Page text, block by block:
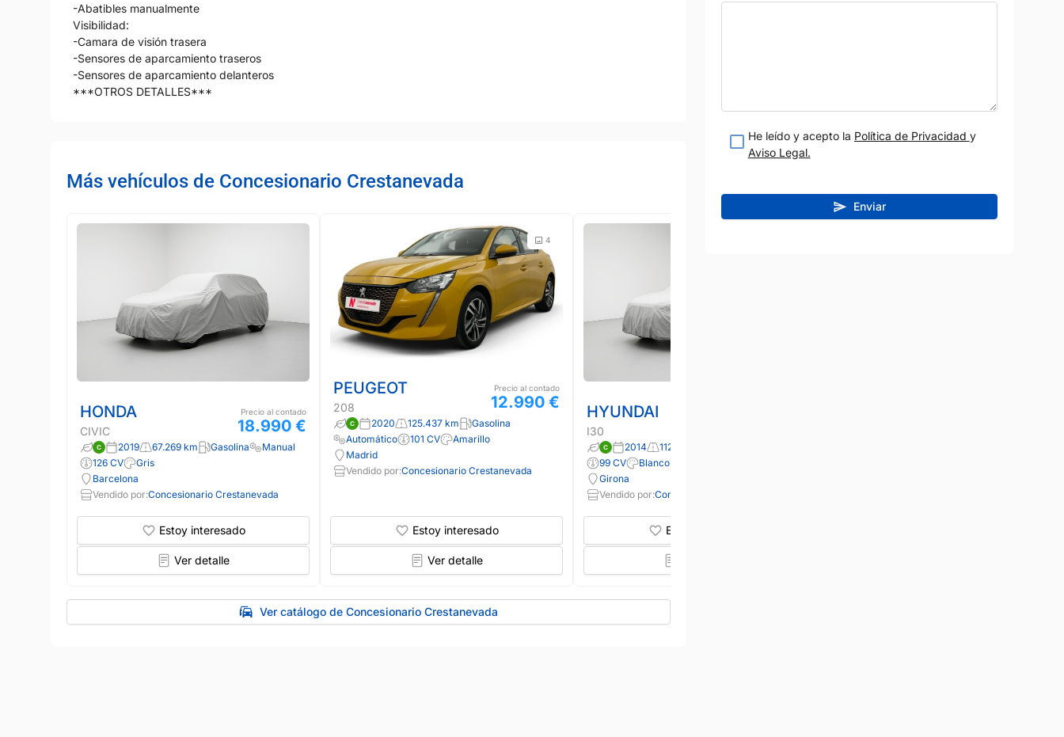
-Abatibles manualmente
Visibilidad:
-Camara de visión trasera
-Sensores de aparcamiento traseros
-Sensores de aparcamiento delanteros
***OTROS DETALLES***
Más vehículos de Concesionario Crestanevada
HONDA
CIVIC
Precio al contado
18.990 €
2019 67.269 km Gasolina
Manual
126 CV
Gris
Barcelona
Vendido por:Concesionario Crestanevada
Estoy interesado
Ver detalle
4
PEUGEOT
208
Precio al contado
12.990 €
2020 125.437 km
Gasolina
Automático
101 CV
Amarillo
Madrid
Vendido por:Concesionario Crestanevada
Estoy interesado
Ver detalle
HYUNDAI
I30
2014 112.252 km
99 CV
Blanco
Girona
Vendido por:Concesionario Crestanevada
Estoy interesado
Ver catálogo de Concesionario Crestanevada
He leído y acepto la Política de Privacidad y
Aviso Legal.
Enviar